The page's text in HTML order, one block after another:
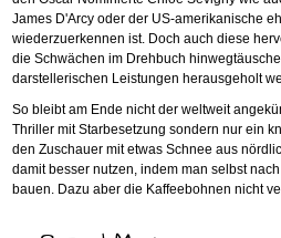
James D'Arcy oder der US-amerikanische
wiederzuerkennen ist. Doch auch diese
die Schwächen im Drehbuch
darstellerischen Leistungen herausgeholt
So bleibt am Ende nicht der weltweit
Thriller mit Starbesetzung sondern nur ein
den Zuschauer mit etwas Schnee aus
damit besser nutzen, indem man selbst
bauen. Dazu aber die Kaffeebohnen nicht